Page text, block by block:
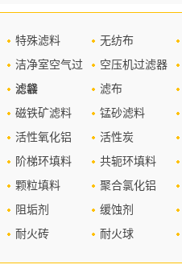
特殊滤料
无纺布
洁净室空气过
滤器
空压机过滤器
滤袋
滤布
磁铁矿滤料
锰砂滤料
活性氧化铝
活性炭
阶梯环填料
共轭环填料
颗粒填料
聚合氯化铝
阻垢剂
缓蚀剂
耐火砖 耐火球